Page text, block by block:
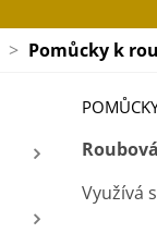
> Pomůcky k
Využívá